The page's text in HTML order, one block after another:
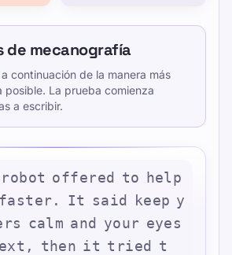
de mecanografía
continuación de la manera más
posible. La prueba comienza
a escribir.
robot offered to help
faster. It said keep y
rs calm and your eyes
ext , t hen it t ried t